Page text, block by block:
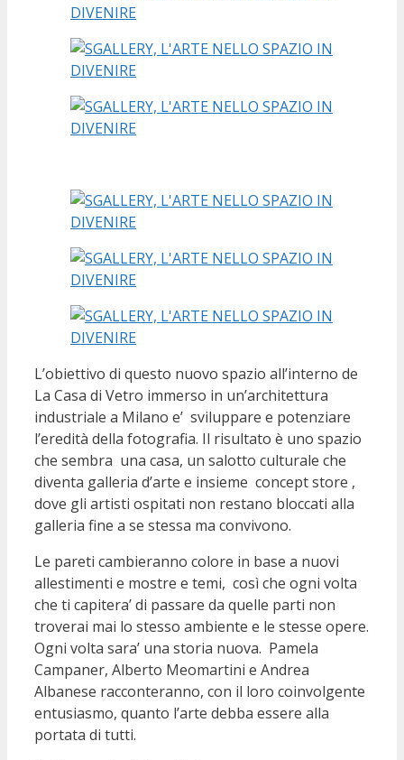
L’obiettivo di questo nuovo spazio all’interno de
La Casa di Vetro immerso in un’architettura
industriale a Milano e’ sviluppare e potenziare
l’eredità della fotografia. Il risultato è uno spazio
che sembra una casa, un salotto culturale che
diventa galleria d’arte e insieme concept store ,
dove gli artisti ospitati non restano bloccati alla
galleria fine a se stessa ma convivono.
Le pareti cambieranno colore in base a nuovi
allestimenti e mostre e temi, così che ogni volta
che ti capitera’ di passare da quelle parti non
troverai mai lo stesso ambiente e le stesse opere.
Ogni volta sara’ una storia nuova. Pamela
Campaner, Alberto Meomartini e Andrea
Albanese racconteranno, con il loro coinvolgente
entusiasmo, quanto l’arte debba essere alla
portata di tutti.